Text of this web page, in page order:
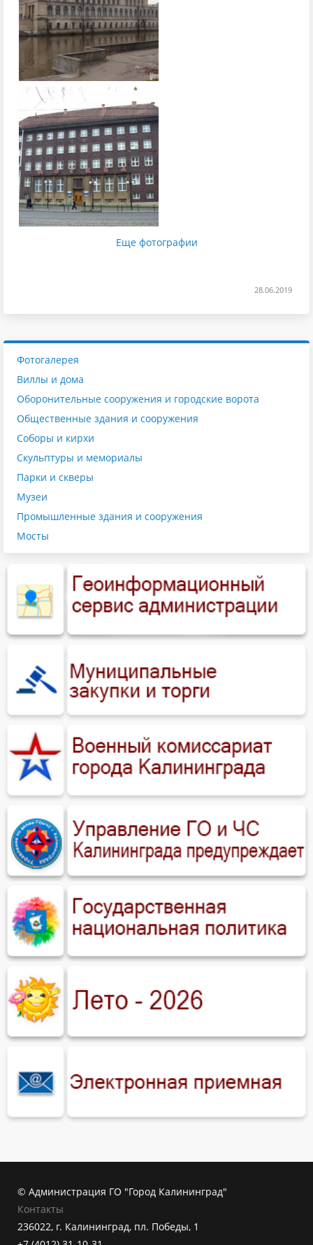
Еще фотографии
28.06.2019
Фотогалерея
Виллы и дома
Оборонительные сооружения и городские ворота
Общественные здания и сооружения
Соборы и кирхи
Скульптуры и мемориалы
Парки и скверы
Музеи
Промышленные здания и сооружения
Мосты
© Администрация ГО "Город Калининград"
Контакты
236022, г. Калининград, пл. Победы, 1